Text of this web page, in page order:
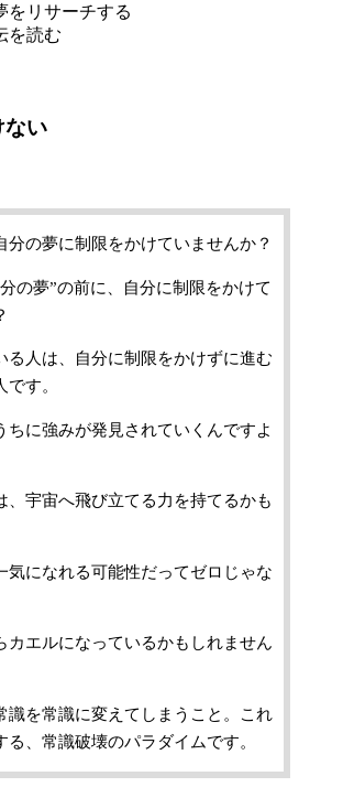
をリサーチする
を読む
ない
分の夢に制限をかけていませんか？
の夢”の前に、自分に制限をかけて
る人は、自分に制限をかけずに進む
す。
ちに強みが発見されていくんですよ
、宇宙へ飛び立てる力を持てるかも
気になれる可能性だってゼロじゃな
カエルになっているかもしれません
識を常識に変えてしまうこと。これ
る、常識破壊のパラダイムです。